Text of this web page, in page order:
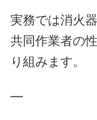
実務では消火
共同作業者の
り組みます。
—